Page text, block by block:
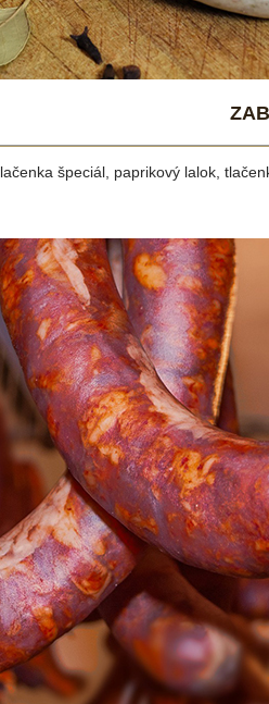
špeciál, paprikový lalok,